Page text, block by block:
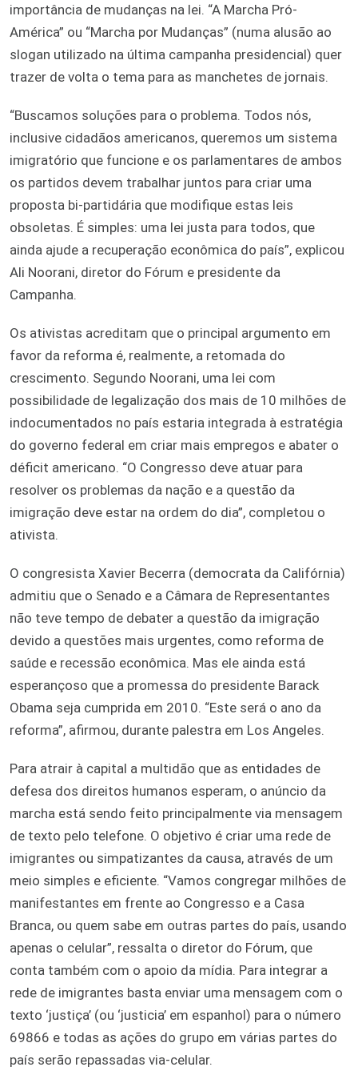
importância de mudanças na lei. “A Marcha Pró-
América” ou “Marcha por Mudanças” (numa alusão ao
slogan utilizado na última campanha presidencial) quer
trazer de volta o tema para as manchetes de jornais.
“Buscamos soluções para o problema. Todos nós,
inclusive cidadãos americanos, queremos um sistema
imigratório que funcione e os parlamentares de ambos
os partidos devem trabalhar juntos para criar uma
proposta bi-partidária que modifique estas leis
obsoletas. É simples: uma lei justa para todos, que
ainda ajude a recuperação econômica do país”, explicou
Ali Noorani, diretor do Fórum e presidente da
Campanha.
Os ativistas acreditam que o principal argumento em
favor da reforma é, realmente, a retomada do
crescimento. Segundo Noorani, uma lei com
possibilidade de legalização dos mais de 10 milhões de
indocumentados no país estaria integrada à estratégia
do governo federal em criar mais empregos e abater o
déficit americano. “O Congresso deve atuar para
resolver os problemas da nação e a questão da
imigração deve estar na ordem do dia”, completou o
ativista.
O congresista Xavier Becerra (democrata da Califórnia)
admitiu que o Senado e a Câmara de Representantes
não teve tempo de debater a questão da imigração
devido a questões mais urgentes, como reforma de
saúde e recessão econômica. Mas ele ainda está
esperançoso que a promessa do presidente Barack
Obama seja cumprida em 2010. “Este será o ano da
reforma”, afirmou, durante palestra em Los Angeles.
Para atrair à capital a multidão que as entidades de
defesa dos direitos humanos esperam, o anúncio da
marcha está sendo feito principalmente via mensagem
de texto pelo telefone. O objetivo é criar uma rede de
imigrantes ou simpatizantes da causa, através de um
meio simples e eficiente. “Vamos congregar milhões de
manifestantes em frente ao Congresso e a Casa
Branca, ou quem sabe em outras partes do país, usando
apenas o celular”, ressalta o diretor do Fórum, que
conta também com o apoio da mídia. Para integrar a
rede de imigrantes basta enviar uma mensagem com o
texto ‘justiça’ (ou ‘justicia’ em espanhol) para o número
69866 e todas as ações do grupo em várias partes do
país serão repassadas via-celular.